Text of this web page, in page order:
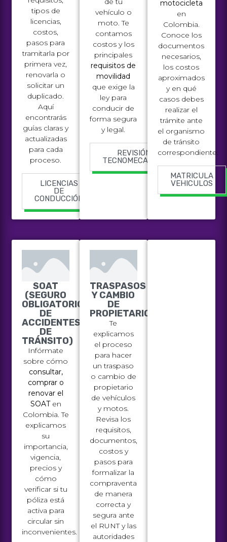
tipos de
licencias,
costos,
pasos para
tramitarla por
primera vez,
renovarla o
solicitar un
duplicado.
Aquí
encontrarás
guías claras y
actualizadas
para cada
proceso.
LICENCIAS
DE
CONDUCCIÓN
vehículo o
moto. Te
contamos
costos y los
principales
requisitos de
movilidad
que exige la
ley para
conducir de
forma segura
y legal.
REVISIÓN
TECNOMECANICA
motocicleta
en
Colombia.
Conoce los
documentos
necesarios,
los costos
aproximados
y en qué
casos debes
realizar el
trámite ante
el organismo
de tránsito
correspondiente.
MATRICULA
VEHICULOS
SOAT
(SEGURO
OBLIGATORIO
DE
ACCIDENTES
DE
TRÁNSITO)
Infórmate
sobre cómo
consultar,
comprar o
renovar el
SOATen
Colombia. Te
explicamos
su
importancia,
vigencia,
precios y
cómo
verificar si tu
póliza está
activa para
circular sin
inconvenientes.
TRASPASOS
Y CAMBIO
DE
PROPIETARIO
Te
explicamos
el proceso
para hacer
un traspaso
o cambio de
propietario
de vehículos
y motos.
Revisa los
requisitos,
documentos,
costos y
pasos para
formalizar la
compraventa
de manera
correcta y
segura ante
el RUNT y las
autoridades